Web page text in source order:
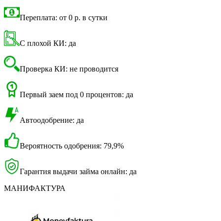
Переплата: от 0 р. в сутки
С плохой КИ: да
Проверка КИ: не проводится
Первый заем под 0 процентов: да
Автоодобрение: да
Вероятность одобрения: 79,9%
Гарантия выдачи займа онлайн: да
МАНИФАКТУРА